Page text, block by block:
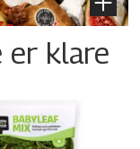
er klare